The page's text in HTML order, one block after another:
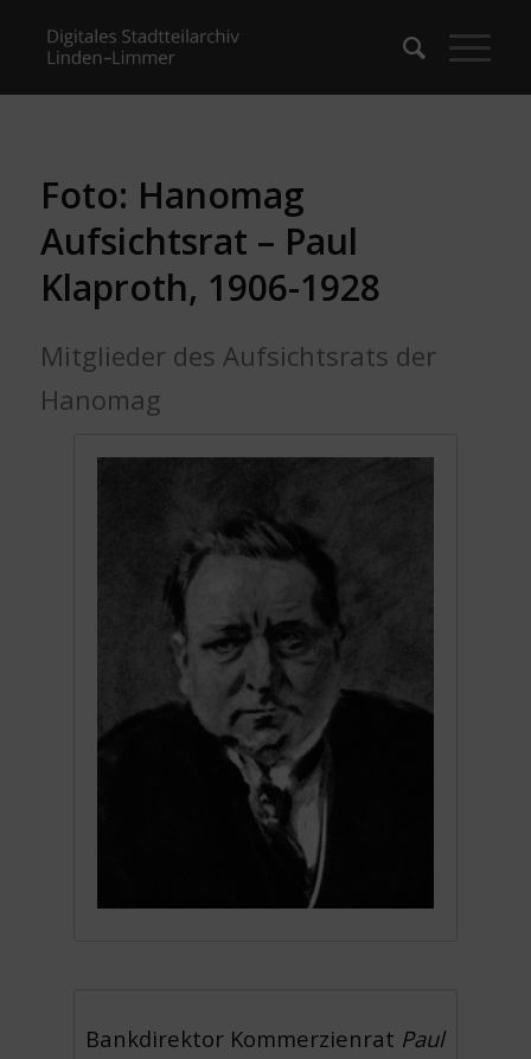
Foto: Hanomag
Aufsichtsrat – Paul
Klaproth, 1906-1928
Mitglieder des Aufsichtsrats der
Hanomag
Bankdirektor Kommerzienrat Paul